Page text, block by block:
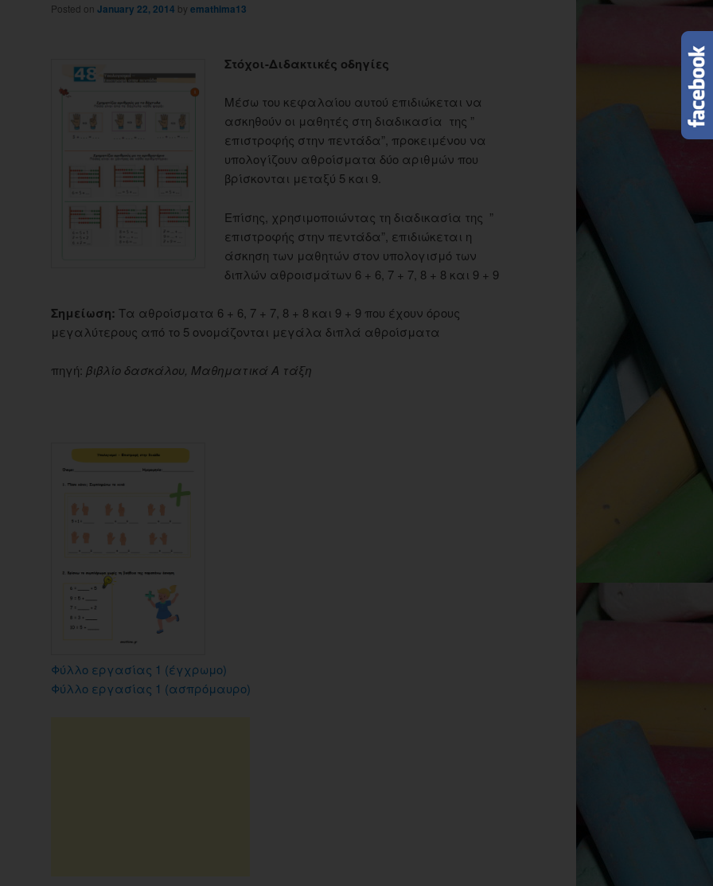
Posted on January 22, 2014 by emathima13
Στόχοι-Διδακτικές οδηγίες
Μέσω του κεφαλαίου αυτού επιδιώκεται να
ασκηθούν οι μαθητές στη διαδικασία της ”
επιστροφής στην πεντάδα”, προκειμένου να
υπολογίζουν αθροίσματα δύο αριθμών που
βρίσκονται μεταξύ 5 και 9.
Επίσης, χρησιμοποιώντας τη διαδικασία της ”
επιστροφής στην πεντάδα”, επιδιώκεται η
άσκηση των μαθητών στον υπολογισμό των
διπλών αθροισμάτων 6 + 6, 7 + 7, 8 + 8 και 9 + 9
Σημείωση: Τα αθροίσματα 6 + 6, 7 + 7, 8 + 8 και 9 + 9 που έχουν όρους
μεγαλύτερους από το 5 ονομάζονται μεγάλα διπλά αθροίσματα
πηγή: βιβλίο δασκάλου, Μαθηματικά Α τάξη
Φύλλο εργασίας 1 (έγχρωμο)
Φύλλο εργασίας 1 (ασπρόμαυρο)